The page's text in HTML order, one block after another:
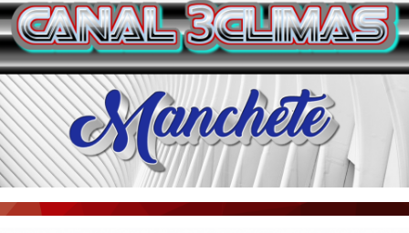
JORNAIS DO BRASIL
PODCAST/NOTÍCIAS
AS NOTÍCIAS DO DIA
ACONTECEU...VIROU MANCHETE!
BLOGS & COLUNAS
AGÊNCIA DE NOTÍCIAS